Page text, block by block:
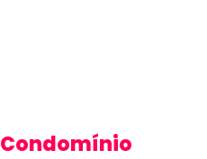
Condomínio